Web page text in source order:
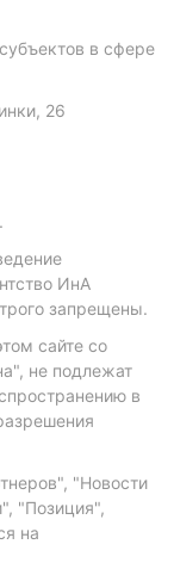
в сфере
26
ИнА
запрещены.
сайте со
не подлежат
в
"Новости
"Позиция",
на